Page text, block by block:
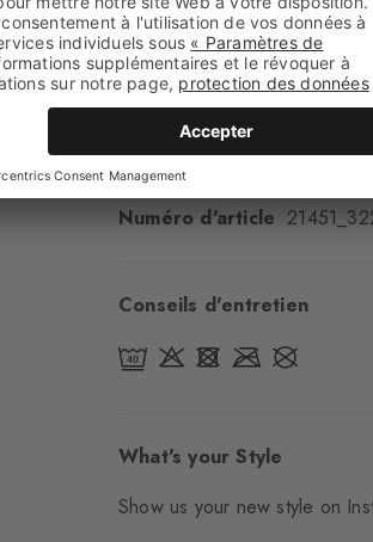
Type d'ourlet A côtes
Renforts aucun
Semelle Normal
casual
Numéro d'article
Conseils d'entretien
What's your Style
Show us your new style on